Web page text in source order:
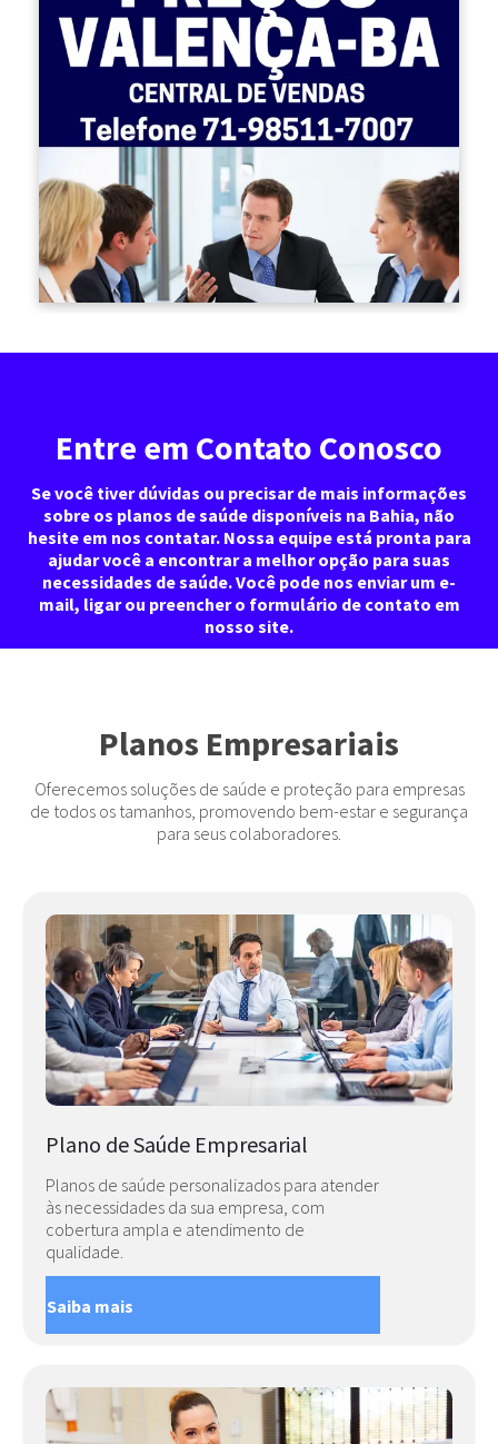
Entre em Contato Conosco
Se você tiver dúvidas ou precisar de mais informações
sobre os planos de saúde disponíveis na Bahia, não
hesite em nos contatar. Nossa equipe está pronta para
ajudar você a encontrar a melhor opção para suas
necessidades de saúde. Você pode nos enviar um e-
mail, ligar ou preencher o formulário de contato em
nosso site.
Planos Empresariais
Oferecemos soluções de saúde e proteção para empresas
de todos os tamanhos, promovendo bem-estar e segurança
para seus colaboradores.
Plano de Saúde Empresarial
Planos de saúde personalizados para atender
às necessidades da sua empresa, com
cobertura ampla e atendimento de
qualidade.
Saiba mais